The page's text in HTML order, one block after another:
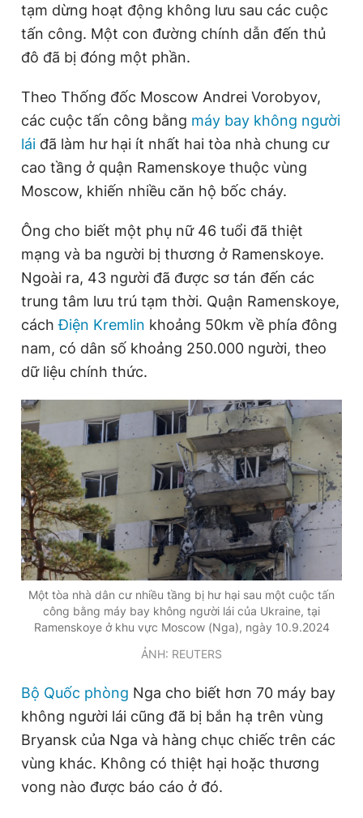
Tổng biên tập: Nguyễn Ngọc Toàn
Phó tổng biên tập thường trực: Hải Thành
Phó tổng biên tập: Lâm Hiếu Dũng
Phó tổng biên tập: Trần Việt Hưng
Giấy phép xuất bản số 110/GP - BTTTT cấp ngày 24.3.2020
© 2003-2026 Bản quyền thuộc về Báo Thanh Niên. Cấm sao
chép dưới mọi hình thức nếu không có sự chấp thuận bằng văn
bản. Phát triển bởi ePi Technologies, JSC.
tạm dừng hoạt động không lưu sau các cuộc
tấn công. Một con đường chính dẫn đến thủ
đô đã bị đóng một phần.
Theo Thống đốc Moscow Andrei Vorobyov,
các cuộc tấn công bằng máy bay không người
lái đã làm hư hại ít nhất hai tòa nhà chung cư
cao tầng ở quận Ramenskoye thuộc vùng
Moscow, khiến nhiều căn hộ bốc cháy.
Ông cho biết một phụ nữ 46 tuổi đã thiệt
mạng và ba người bị thương ở Ramenskoye.
Ngoài ra, 43 người đã được sơ tán đến các
trung tâm lưu trú tạm thời. Quận Ramenskoye,
cáchĐiện Kremlin khoảng 50km về phía đông
nam, có dân số khoảng 250.000 người, theo
dữ liệu chính thức.
Một tòa nhà dân cư nhiều tầng bị hư hại sau một cuộc tấn
công bằng máy bay không người lái của Ukraine, tại
Ramenskoye ở khu vực Moscow (Nga), ngày 10.9.2024
ẢNH: REUTERS
Bộ Quốc phòng Nga cho biết hơn 70 máy bay
không người lái cũng đã bị bắn hạ trên vùng
Bryansk của Nga và hàng chục chiếc trên các
vùng khác. Không có thiệt hại hoặc thương
vong nào được báo cáo ở đó.